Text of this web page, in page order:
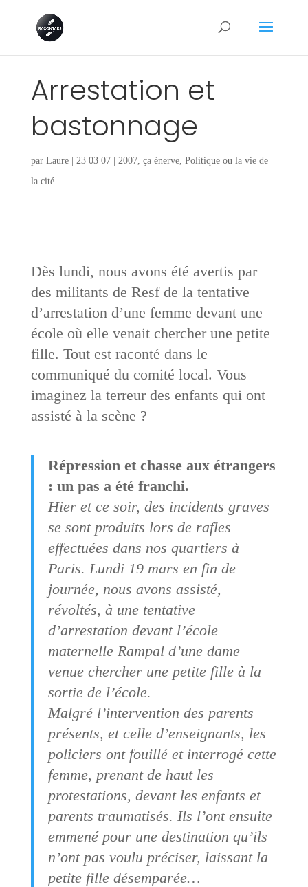
Arrestation et
bastonnage
par Laure| 23 03 07| 2007, ça énerve, Politique ou la vie de
la cité
Dès lundi, nous avons été avertis par
des militants de Resf de la tentative
d’arrestation d’une femme devant une
école où elle venait chercher une petite
fille. Tout est raconté dans le
communiqué du comité local. Vous
imaginez la terreur des enfants qui ont
assisté à la scène ?
Répression et chasse aux étrangers
: un pas a été franchi.
Hier et ce soir, des incidents graves
se sont produits lors de rafles
effectuées dans nos quartiers à
Paris. Lundi 19 mars en fin de
journée, nous avons assisté,
révoltés, à une tentative
d’arrestation devant l’école
maternelle Rampal d’une dame
venue chercher une petite fille à la
sortie de l’école.
Malgré l’intervention des parents
présents, et celle d’enseignants, les
policiers ont fouillé et interrogé cette
femme, prenant de haut les
protestations, devant les enfants et
parents traumatisés. Ils l’ont ensuite
emmené pour une destination qu’ils
n’ont pas voulu préciser, laissant la
petite fille désemparée…